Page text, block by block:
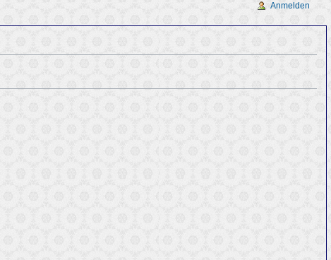
Anmelden